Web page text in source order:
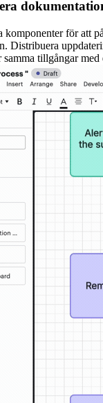
komponenter för att
Distribuera
samma tillgångar